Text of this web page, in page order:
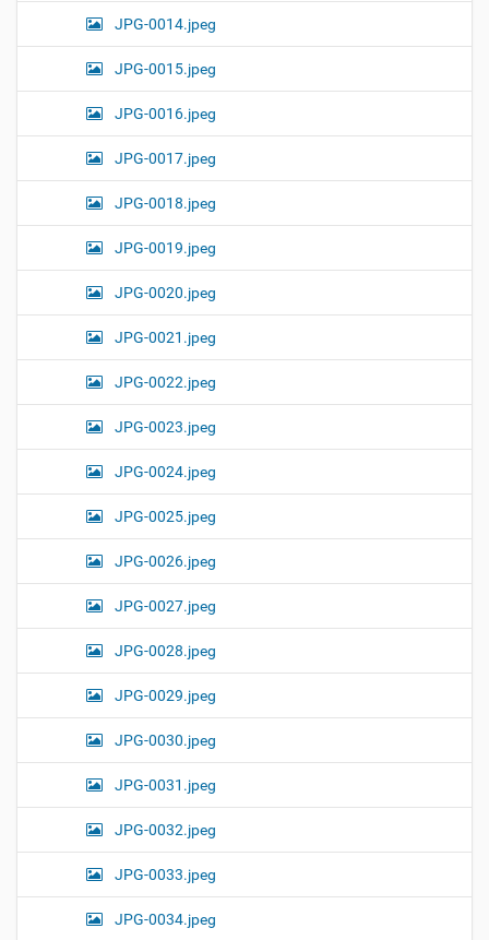
JPG-0014.jpeg
JPG-0015.jpeg
JPG-0016.jpeg
JPG-0017.jpeg
JPG-0018.jpeg
JPG-0019.jpeg
JPG-0020.jpeg
JPG-0021.jpeg
JPG-0022.jpeg
JPG-0023.jpeg
JPG-0024.jpeg
JPG-0025.jpeg
JPG-0026.jpeg
JPG-0027.jpeg
JPG-0028.jpeg
JPG-0029.jpeg
JPG-0030.jpeg
JPG-0031.jpeg
JPG-0032.jpeg
JPG-0033.jpeg
JPG-0034.jpeg